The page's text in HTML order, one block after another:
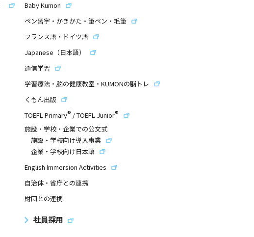
Baby Kumon
ペン習字・かきかた・筆ペン・毛筆
フランス語・ドイツ語
Japanese（日本語）
通信学習
学習療法・脳の健康教室・KUMONの脳トレ
くもん出版
TOEFL Primary® /TOEFL Junior®
施設・学校・企業での公文式
施設・学校向け導入事業
企業・学校向け日本語
English Immersion Activities
自治体・省庁との連携
財団との連携
社員採用